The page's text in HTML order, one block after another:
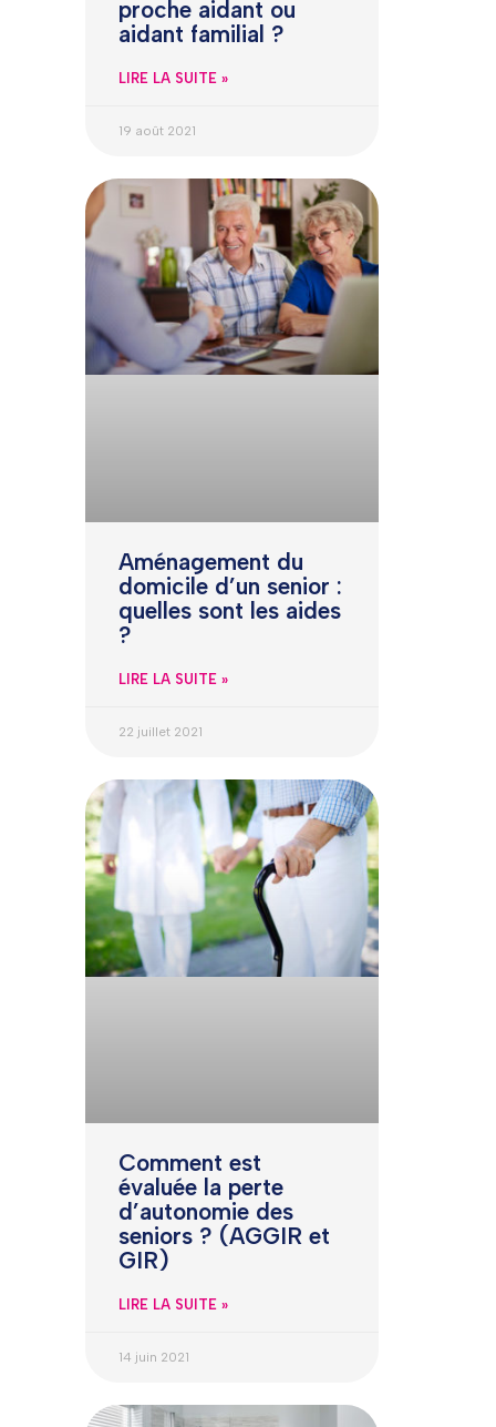
proche aidant ou
aidant familial ?
LIRE LA SUITE »
19 août 2021
Aménagement du
domicile d’un senior :
quelles sont les aides
?
LIRE LA SUITE »
22 juillet 2021
Comment est
évaluée la perte
d’autonomie des
seniors ? (AGGIR et
GIR)
LIRE LA SUITE »
14 juin 2021